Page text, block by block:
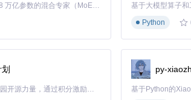
保完整录制3小时的研讨会内容，避免了因网络波
Kimi K3 是Kimi能力最强的模型：这是一个拥有 2.8 万亿参数的混合专家（MoE）模型，具备原生视觉理解能力，并支持 100 万 token 的上下文窗口。
基于大模型算子
Python
「源启盛夏」暑期校园开发者成长计划旨在激活校园开源力量，通过积分激励、认证扶持、资源倾斜等形式，引导高校组织和开发者完成「入驻 — 建项目 — 做贡献 — 获认证 — 得资源」的完整闭环。无论你是想带领社团入驻平台的组织者，还是希望用代码贡献证明自己的开发者，都能在这里找到属于你的成长路径。
py-